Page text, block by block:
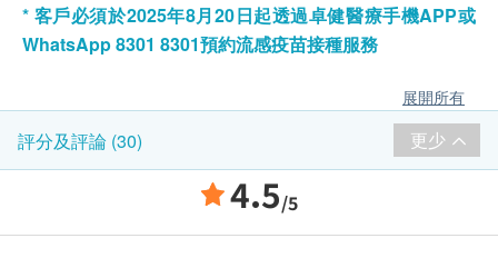
* 客戶必須於2025年8月20日起透過卓健醫療手機APP或
WhatsApp 8301 8301預約流感疫苗接種服務
展開所有
評分及評論 (30) 更少
4.5/5